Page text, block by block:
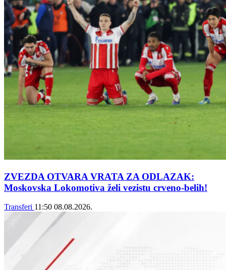
ZVEZDA OTVARA VRATA ZA ODLAZAK:
Moskovska Lokomotiva želi vezistu crveno-belih!
Transferi 11:50 08.08.2026.